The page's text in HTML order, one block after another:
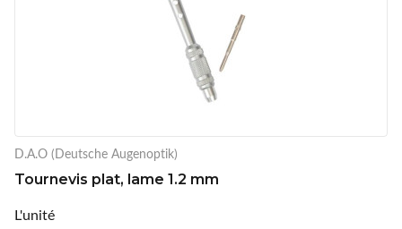
D.A.O (Deutsche Augenoptik)
Tournevis plat, lame 1.2 mm
L'unité